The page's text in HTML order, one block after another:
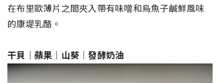
在布里歐薄片之間夾入帶有味噌和烏魚子鹹鮮風味
的康堤乳酪。
干貝｜蘋果｜山葵｜發酵奶油